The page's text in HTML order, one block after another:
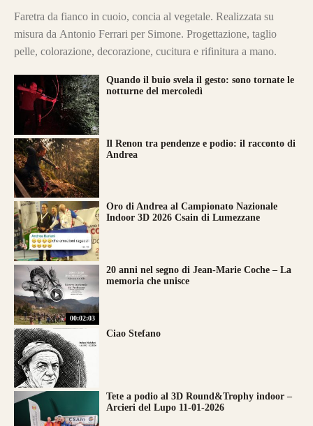
Faretra da fianco in cuoio, concia al vegetale. Realizzata su
misura da Antonio Ferrari per Simone. Progettazione, taglio
pelle, colorazione, decorazione, cucitura e rifinitura a mano.
Quando il buio svela il gesto: sono tornate le
notturne del mercoledì
Il Renon tra pendenze e podio: il racconto di
Andrea
Oro di Andrea al Campionato Nazionale
Indoor 3D 2026 Csain di Lumezzane
00:02:03
20 anni nel segno di Jean-Marie Coche – La
memoria che unisce
Ciao Stefano
Tete a podio al 3D Round&Trophy indoor –
Arcieri del Lupo 11-01-2026